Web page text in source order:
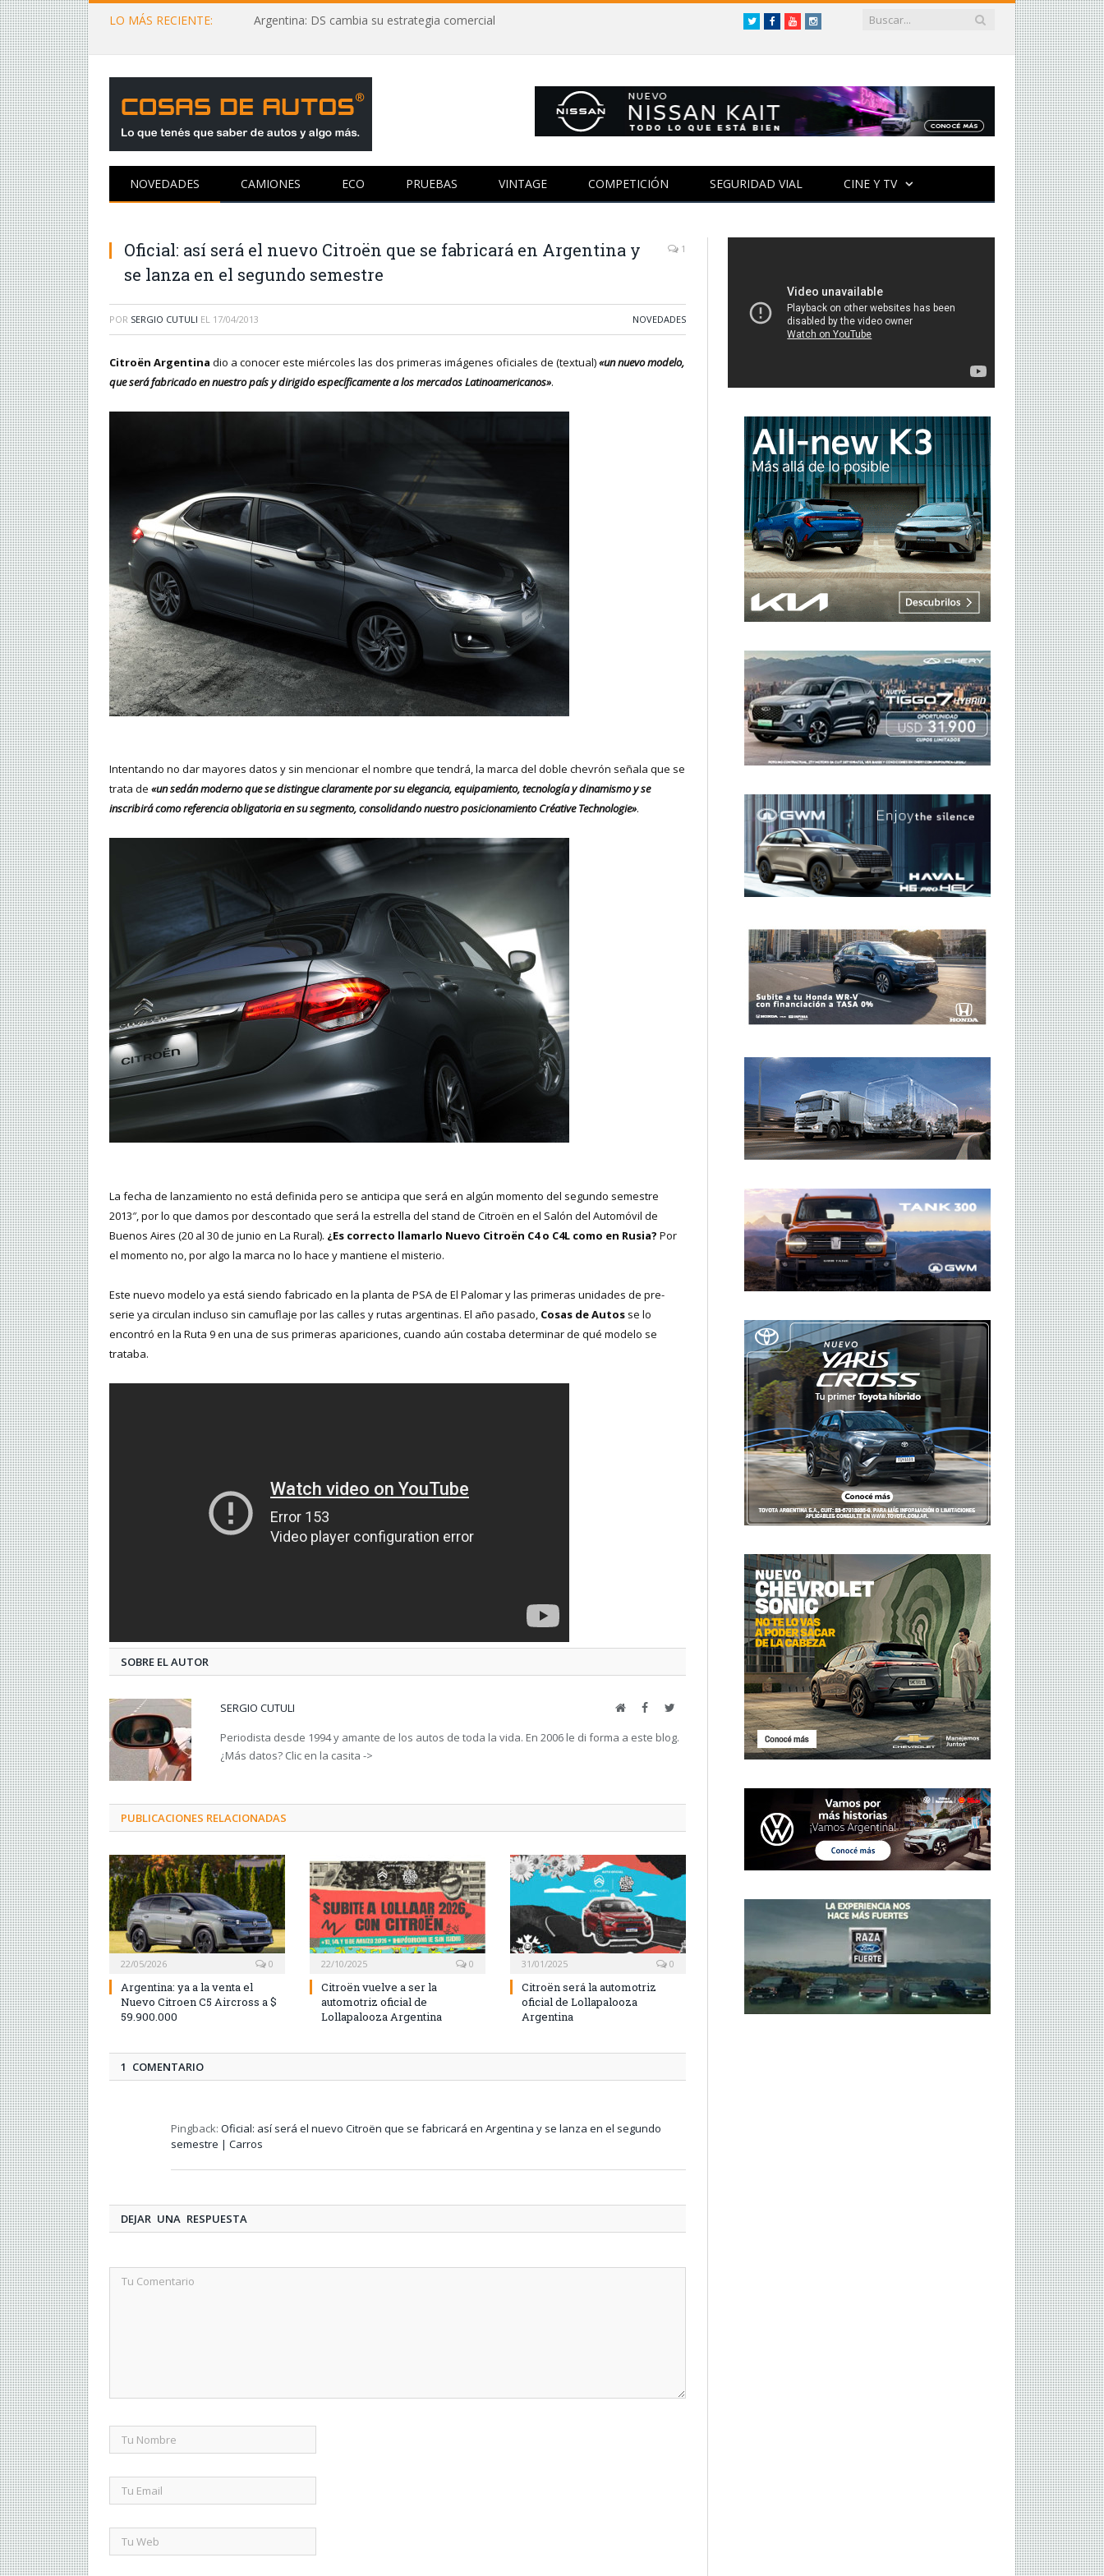
LO MÁS RECIENTE: Argentina: DS cambia su estrategia comercial TwitterFacebookYouTubeInstagram
NOVEDADES CAMIONES ECO PRUEBAS VINTAGE COMPETICIÓN SEGURIDAD VIAL CINE Y TV
Oficial: así será el nuevo Citroën que se fabricará en Argentina y
se lanza en el segundo semestre
1
POR SERGIO CUTULI EL 17/04/2013 NOVEDADES
Citroën Argentina dio a conocer este miércoles las dos primeras imágenes oficiales de (textual)«un nuevo modelo,
que será fabricado en nuestro país y dirigido específicamente a los mercados Latinoamericanos».
Intentando no dar mayores datos y sin mencionar el nombre que tendrá, la marca del doble chevrón señala que se
trata de «un sedán moderno que se distingue claramente por su elegancia, equipamiento, tecnología y dinamismo y se
inscribirá como referencia obligatoria en su segmento, consolidando nuestro posicionamiento Créative Technologie».
La fecha de lanzamiento no está definida pero se anticipa que será en algún momento del segundo semestre
2013″, por lo que damos por descontado que será la estrella del stand de Citroën en el Salón del Automóvil de
Buenos Aires (20 al 30 de junio en La Rural). ¿Es correcto llamarlo Nuevo Citroën C4 o C4L como en Rusia? Por
el momento no, por algo la marca no lo hace y mantiene el misterio.
Este nuevo modelo ya está siendo fabricado en la planta de PSA de El Palomar y las primeras unidades de pre-
serie ya circulan incluso sin camuflaje por las calles y rutas argentinas. El año pasado, Cosas de Autos se lo
encontró en la Ruta 9 en una de sus primeras apariciones, cuando aún costaba determinar de qué modelo se
trataba.
SOBRE EL AUTOR
SERGIO CUTULI WebFacebookTwitter
Periodista desde 1994 y amante de los autos de toda la vida. En 2006 le di forma a este blog.
¿Más datos? Clic en la casita ->
PUBLICACIONES RELACIONADAS
22/05/2026 0
Argentina: ya a la venta el
Nuevo Citroen C5 Aircross a $
59.900.000
22/10/2025 0
Citroën vuelve a ser la
automotriz oficial de
Lollapalooza Argentina
31/01/2025 0
Citroën será la automotriz
oficial de Lollapalooza
Argentina
1 COMENTARIO
Pingback: Oficial: así será el nuevo Citroën que se fabricará en Argentina y se lanza en el segundo
semestre | Carros
DEJAR UNA RESPUESTA